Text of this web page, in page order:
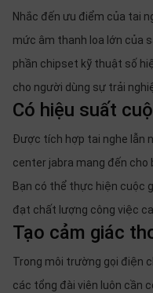
Nhắc đến ưu điểm của tai
mức âm thanh loa lớn của
phần chipset kỹ thuật số
cho người dùng sự trải
Có hiệu suất
Được tích hợp tai nghe lẫn
center jabra mang đến cho
Bạn có thể thực hiện cuộc
đạt chất lượng công việc
Tạo cảm giác
Trong môi trường gọi điện
các tổng đài viên luôn cần